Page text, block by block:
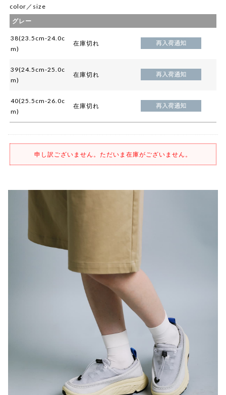
color／size
グレー
38(23.5cm-24.0c
m)
在庫切れ
39(24.5cm-25.0c
m)
在庫切れ
40(25.5cm-26.0c
m)
在庫切れ
申し訳ございません。ただいま在庫がございません。